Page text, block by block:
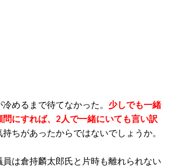
めるまで待てなかった。 少しでも一緒
にすれば、2人で一緒にいても言い訳
持ちがあったからではないでしょうか。
は倉持麟太郎氏と片時も離れられない